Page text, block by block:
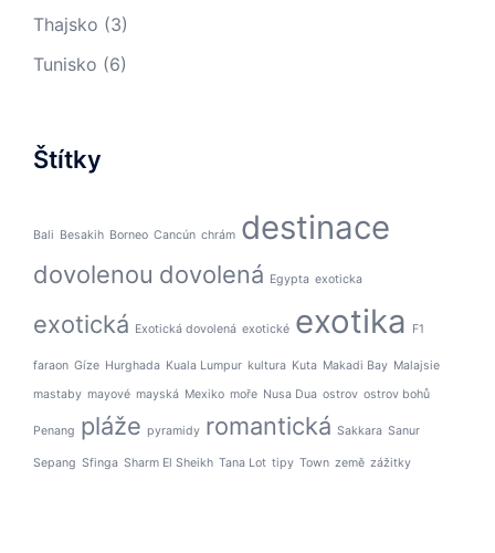
Thajsko (3)
Tunisko (6)
Štítky
Bali Besakih Borneo Cancún chrám destinace
dovolenou dovolená Egypta exoticka
exotická Exotická dovolená exotické exotika F1
faraon Gíze Hurghada Kuala Lumpur kultura Kuta Makadi Bay Malajsie
mastaby mayové mayská Mexiko moře Nusa Dua ostrov ostrov bohů
Penang pláže pyramidy romantická Sakkara Sanur
Sepang Sfinga Sharm El Sheikh Tana Lot tipy Town země zážitky